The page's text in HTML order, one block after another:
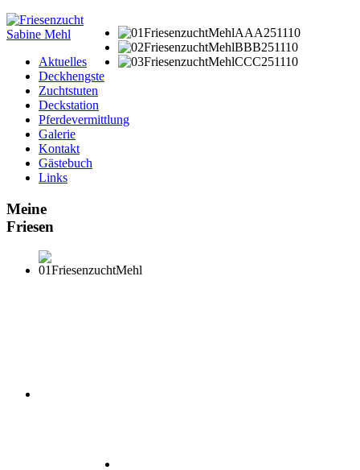
Aktuelles
Deckhengste
Zuchtstuten
Deckstation
Pferdevermittlung
Galerie
Kontakt
Gästebuch
Links
Meine
Friesen